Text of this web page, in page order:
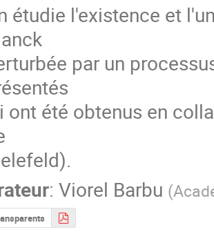
étudie l'existence et
par un
ont été obtenus en
: Viorel Barbu (